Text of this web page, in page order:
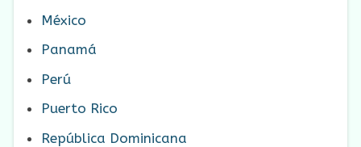
México
Panamá
Perú
Puerto Rico
República Dominicana